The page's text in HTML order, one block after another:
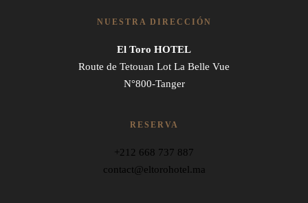
NUESTRA DIRECCIÓN
El Toro HOTEL
Route de Tetouan Lot La Belle Vue
N°800-Tanger
RESERVA
+212 668 737 887
contact@eltorohotel.ma